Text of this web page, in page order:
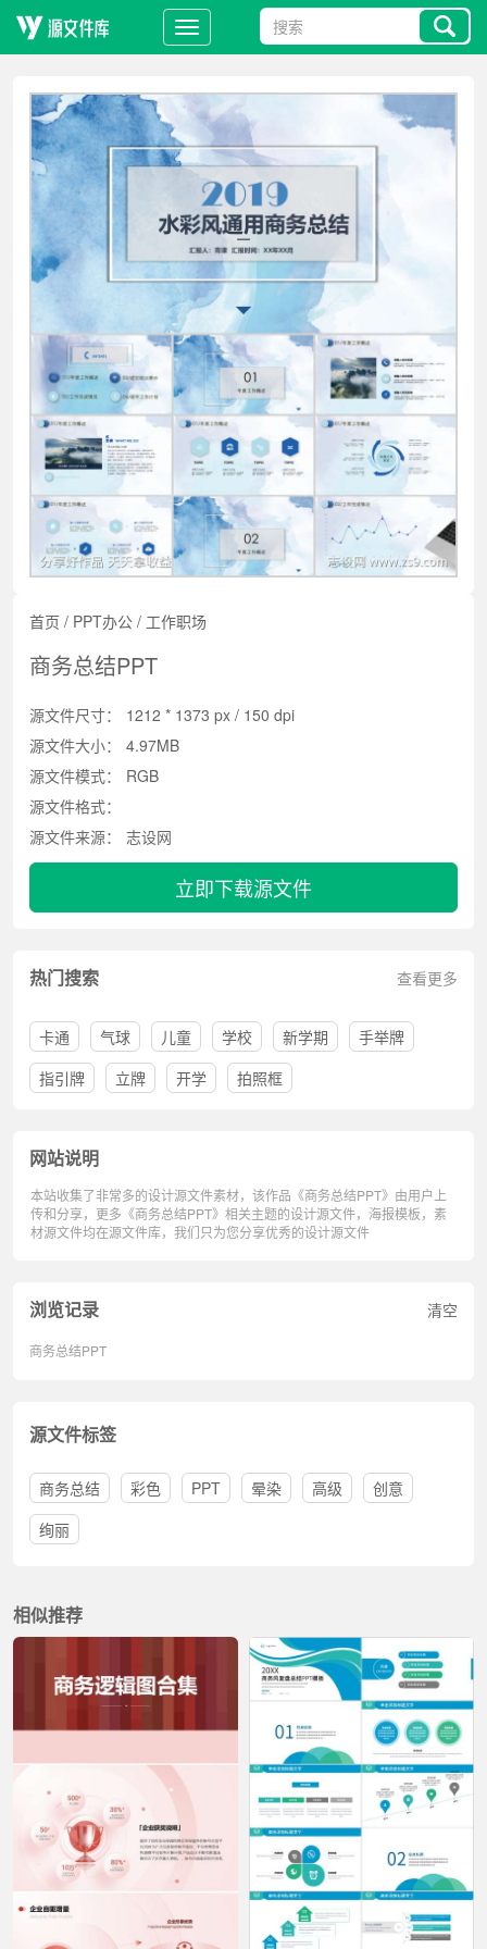
首页 / PPT办公 / 工作职场
商务总结PPT
源文件尺寸：
1212 * 1373 px / 150 dpi
源文件大小：
4.97MB
源文件模式：
RGB
源文件格式：
源文件来源：
志设网
立即下载源文件
热门搜索 查看更多
卡通 气球 儿童 学校 新学期
手举牌
指引牌
立牌 开学 拍照框
网站说明
本站收集了非常多的设计源文件素材，该作品《商务总结PPT》由用户上
传和分享，更多《商务总结PPT》相关主题的设计源文件，海报模板，素
材源文件均在源文件库，我们只为您分享优秀的设计源文件
浏览记录 清空
商务总结PPT
源文件标签
商务总结 彩色 PPT 晕染 高级
创意
绚丽
相似推荐